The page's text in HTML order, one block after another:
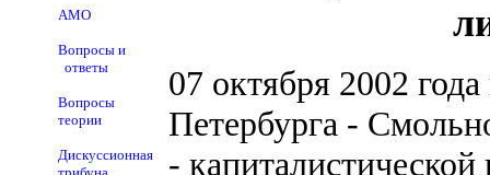
АМО
Вопросы и
ответы
Вопросы
теории
Дискуссионная
07 октября 2002
Петербурга -
-